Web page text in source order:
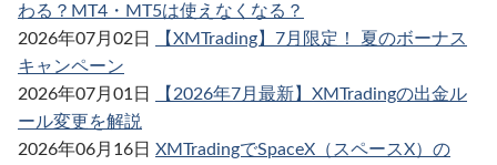
わる？MT4・MT5は使えなくなる？
2026年07月02日
【XMTrading】7月限定！ 夏のボーナス
キャンペーン
2026年07月01日
【2026年7月最新】XMTradingの出金ル
ール変更を解説
2026年06月16日 XMTradingでSpaceX（スペースX）の